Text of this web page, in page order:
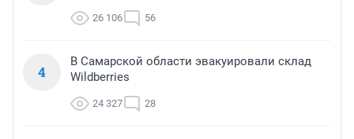
26 106 56
4
В Самарской области эвакуировали склад
Wildberries
24 327 28